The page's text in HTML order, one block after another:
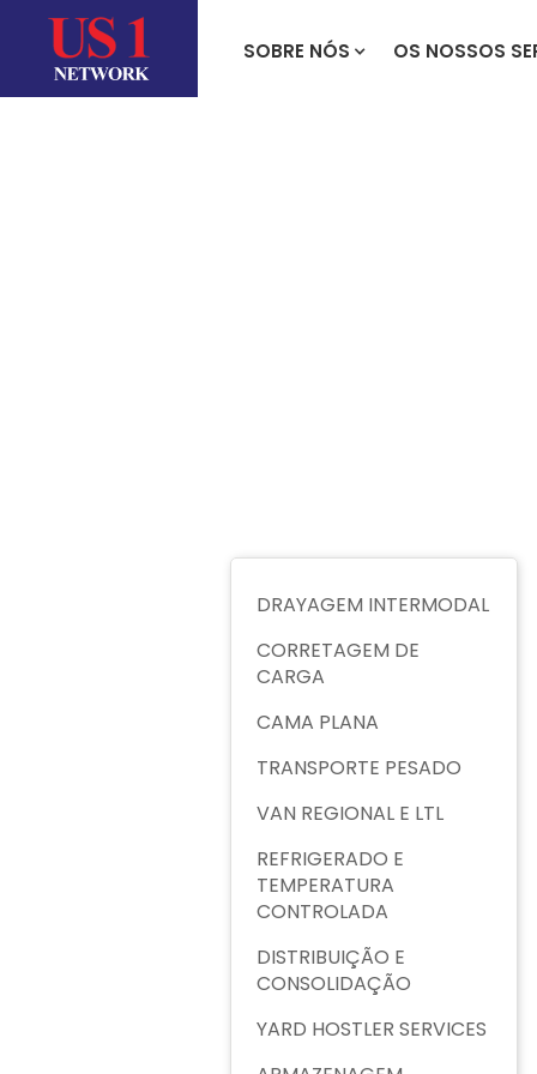
SOBRE NÓS OS NOSSOS
DRAYAGEM INTERMODAL
CORRETAGEM DE
CARGA
CAMA PLANA
TRANSPORTE PESADO
VAN REGIONAL E LTL
REFRIGERADO E
TEMPERATURA
CONTROLADA
DISTRIBUIÇÃO E
CONSOLIDAÇÃO
YARD HOSTLER SERVICES